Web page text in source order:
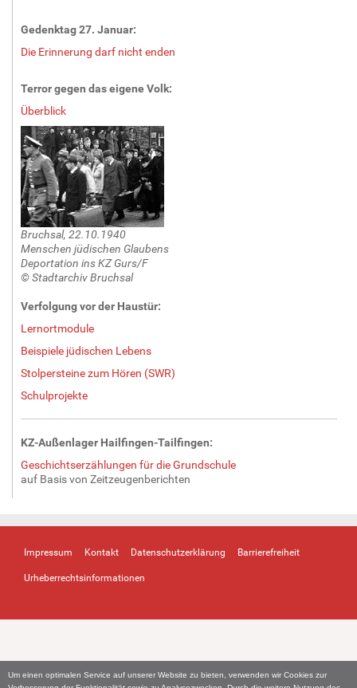
Um einen optimalen Service auf unserer Website zu bieten, verwenden wir Cookies zur
Gedenktag 27. Januar:
Die Erinnerung darf nicht enden
Terror gegen das eigene Volk:
Überblick
Bruchsal, 22.10.1940
Menschen jüdischen Glaubens
Deportation ins KZ Gurs/F
© Stadtarchiv Bruchsal
Verfolgung vor der Haustür:
Lernortmodule
Beispiele jüdischen Lebens
Stolpersteine zum Hören (SWR)
Schulprojekte
KZ-Außenlager Hailfingen-Tailfingen:
Geschichtserzählungen für die Grundschule
auf Basis von Zeitzeugenberichten
Impressum Kontakt Datenschutzerklärung Barrierefreiheit
Urheberrechtsinformationen